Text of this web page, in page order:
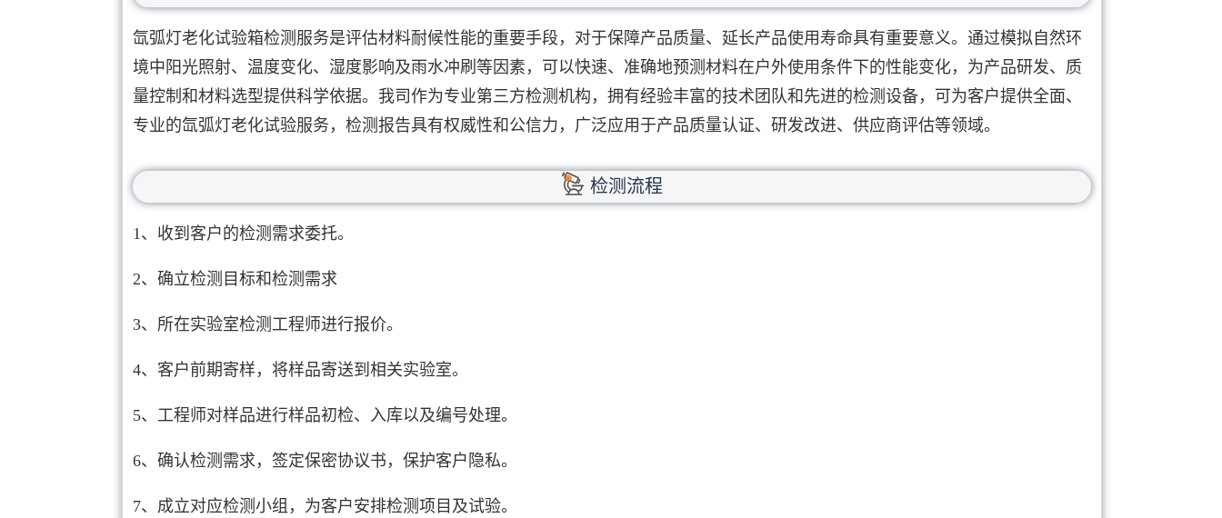
氙弧灯老化试验箱检测服务是评估材料耐候性能的重要手段，对于保障产品质量、延长产品使用寿命具有重要意义。通过模拟自然环
境中阳光照射、温度变化、湿度影响及雨水冲刷等因素，可以快速、准确地预测材料在户外使用条件下的性能变化，为产品研发、质
量控制和材料选型提供科学依据。我司作为专业第三方检测机构，拥有经验丰富的技术团队和先进的检测设备，可为客户提供全面、
专业的氙弧灯老化试验服务，检测报告具有权威性和公信力，广泛应用于产品质量认证、研发改进、供应商评估等领域。
检测流程
1、收到客户的检测需求委托。
2、确立检测目标和检测需求
3、所在实验室检测工程师进行报价。
4、客户前期寄样，将样品寄送到相关实验室。
5、工程师对样品进行样品初检、入库以及编号处理。
6、确认检测需求，签定保密协议书，保护客户隐私。
7、成立对应检测小组，为客户安排检测项目及试验。